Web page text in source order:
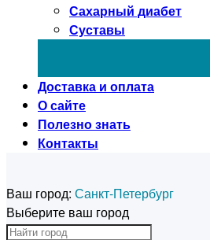
Сахарный диабет
Суставы
Доставка и оплата
О сайте
Полезно знать
Контакты
Ваш город: Санкт-Петербург
Выберите ваш город